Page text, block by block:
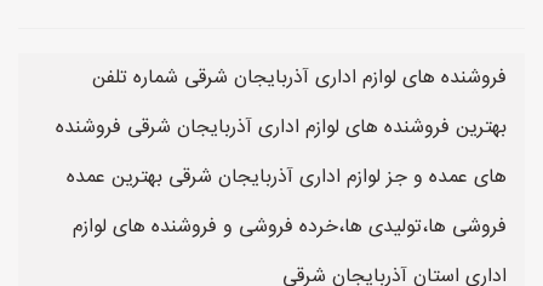
فروشنده های لوازم اداری آذربایجان شرقی شماره تلفن
بهترین فروشنده های لوازم اداری آذربایجان شرقی فروشنده
های عمده و جز لوازم اداری آذربایجان شرقی بهترین عمده
فروشی ها،تولیدی ها،خرده فروشی و فروشنده های لوازم
اداری استان آذربایجان شرقی